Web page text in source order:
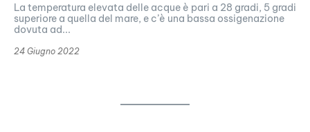
La temperatura elevata delle acque è pari a 28 gradi, 5 gradi
superiore a quella del mare, e c’è una bassa ossigenazione
dovuta ad...
24 Giugno 2022